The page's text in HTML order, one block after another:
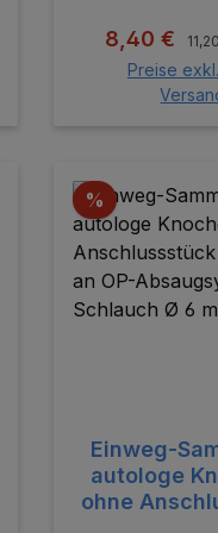
8,40 €
Preise
% Rabatt
Einweg-
autologe
ohne